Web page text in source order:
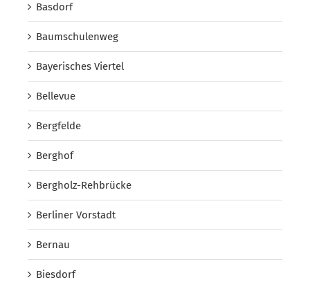
Basdorf
Baumschulenweg
Bayerisches Viertel
Bellevue
Bergfelde
Berghof
Bergholz-Rehbrücke
Berliner Vorstadt
Bernau
Biesdorf